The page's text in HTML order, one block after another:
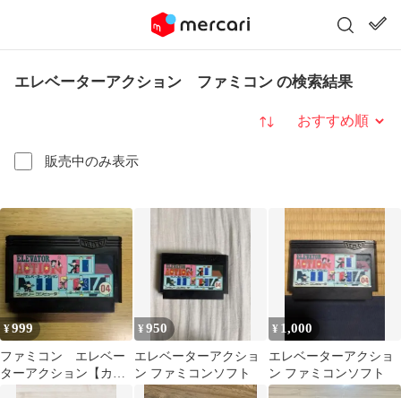
エレベーターアクション ファミコン の検索結果
販売中のみ表示
並び替え
¥999
ファミコン エレベー
ターアクション【カセ
ットのみ】
¥950
エレベーターアクショ
ン ファミコンソフト
¥ 1,000
エレベーターアクショ
ン ファミコンソフト